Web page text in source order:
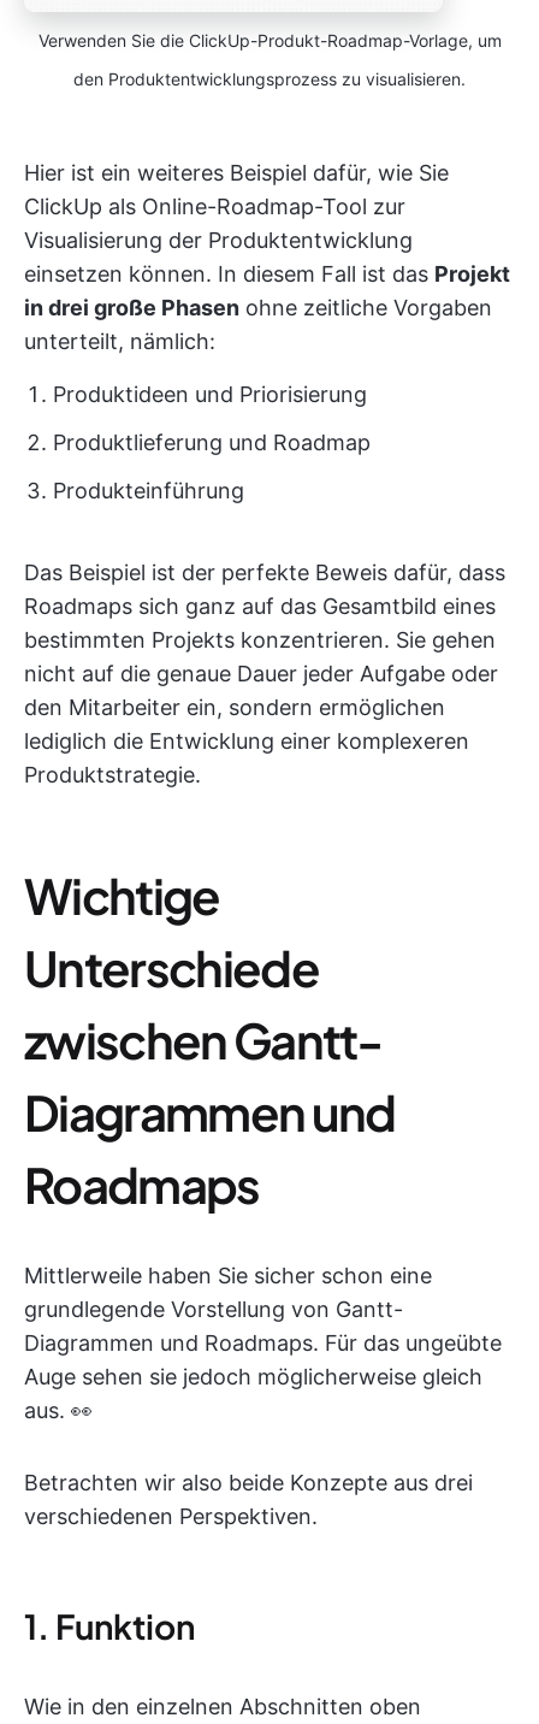
Verwenden Sie die ClickUp-Produkt-Roadmap-Vorlage, um
den Produktentwicklungsprozess zu visualisieren.
Hier ist ein weiteres Beispiel dafür, wie Sie
ClickUp als Online-Roadmap-Tool zur
Visualisierung der Produktentwicklung
einsetzen können. In diesem Fall ist das Projekt
in drei große Phasen ohne zeitliche Vorgaben
unterteilt, nämlich:
Produktideen und Priorisierung
Produktlieferung und Roadmap
Produkteinführung
Das Beispiel ist der perfekte Beweis dafür, dass
Roadmaps sich ganz auf das Gesamtbild eines
bestimmten Projekts konzentrieren. Sie gehen
nicht auf die genaue Dauer jeder Aufgabe oder
den Mitarbeiter ein, sondern ermöglichen
lediglich die Entwicklung einer komplexeren
Produktstrategie.
Wichtige
Unterschiede
zwischen Gantt-
Diagrammen und
Roadmaps
Mittlerweile haben Sie sicher schon eine
grundlegende Vorstellung von Gantt-
Diagrammen und Roadmaps. Für das ungeübte
Auge sehen sie jedoch möglicherweise gleich
aus. 👀
Betrachten wir also beide Konzepte aus drei
verschiedenen Perspektiven.
1. Funktion
Wie in den einzelnen Abschnitten oben